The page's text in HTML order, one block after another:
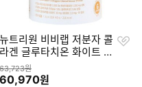
뉴트리원 비비랩 저분자 콜
라겐 글루타치온 화이트 3
0포 (4개)
상품금액
63,723원
할인금액
60,970원
찜